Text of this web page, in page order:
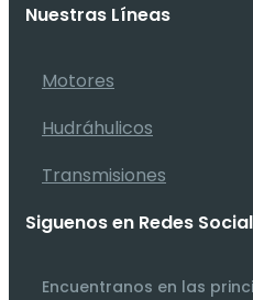
Nuestras Líneas
Motores
Hudráhulicos
Transmisiones
Siguenos en Redes
Encuentranos en las